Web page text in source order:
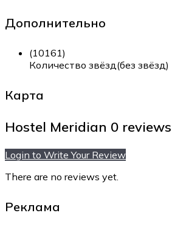
Дополнительно
(10161)
Количество звёзд(без звёзд)
Карта
Hostel Meridian 0 reviews
Login to Write Your Review
There are no reviews yet.
Реклама